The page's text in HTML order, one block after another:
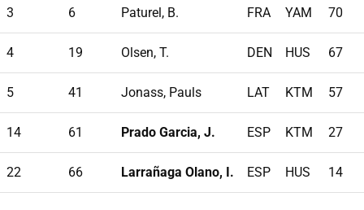
3 6 Paturel, B. FRA YAM 70
4 19 Olsen, T. DEN HUS 67
5 41 Jonass, Pauls LAT KTM 57
14 61 Prado Garcia, J. ESP KTM 27
22 66 Larrañaga Olano, I. ESP HUS 14